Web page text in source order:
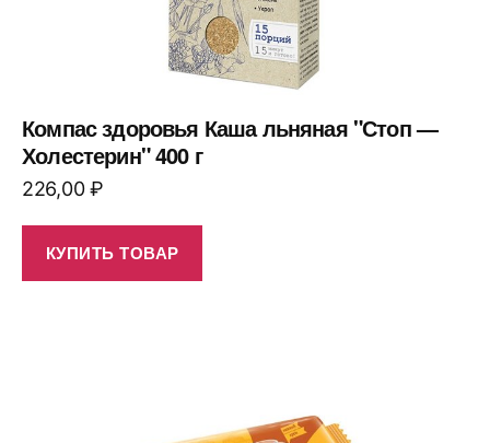
Компас здоровья Каша льняная "Стоп —
Холестерин" 400 г
226,00₽
КУПИТЬ ТОВАР